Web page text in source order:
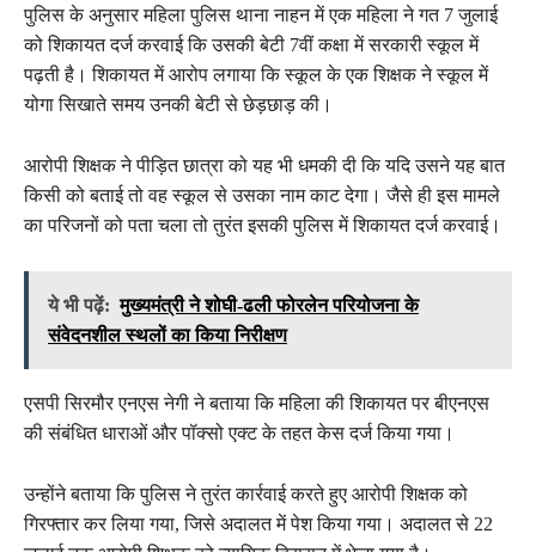
पुलिस के अनुसार महिला पुलिस थाना नाहन में एक महिला ने गत 7 जुलाई
को शिकायत दर्ज करवाई कि उसकी बेटी 7वीं कक्षा में सरकारी स्कूल में
पढ़ती है। शिकायत में आरोप लगाया कि स्कूल के एक शिक्षक ने स्कूल में
योगा सिखाते समय उनकी बेटी से छेड़छाड़ की।
आरोपी शिक्षक ने पीड़ित छात्रा को यह भी धमकी दी कि यदि उसने यह बात
किसी को बताई तो वह स्कूल से उसका नाम काट देगा। जैसे ही इस मामले
का परिजनों को पता चला तो तुरंत इसकी पुलिस में शिकायत दर्ज करवाई।
ये भी पढ़ें: मुख्यमंत्री ने शोघी-ढली फोरलेन परियोजना के
संवेदनशील स्थलों का किया निरीक्षण
एसपी सिरमौर एनएस नेगी ने बताया कि महिला की शिकायत पर बीएनएस
की संबंधित धाराओं और पॉक्सो एक्ट के तहत केस दर्ज किया गया।
उन्होंने बताया कि पुलिस ने तुरंत कार्रवाई करते हुए आरोपी शिक्षक को
गिरफ्तार कर लिया गया, जिसे अदालत में पेश किया गया। अदालत से 22